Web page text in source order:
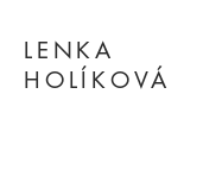
LENKA
HOLÍKOVÁ